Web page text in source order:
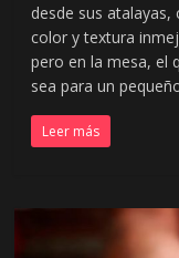
desde sus
color y textura
pero en la mesa, el
sea para un
Leer más